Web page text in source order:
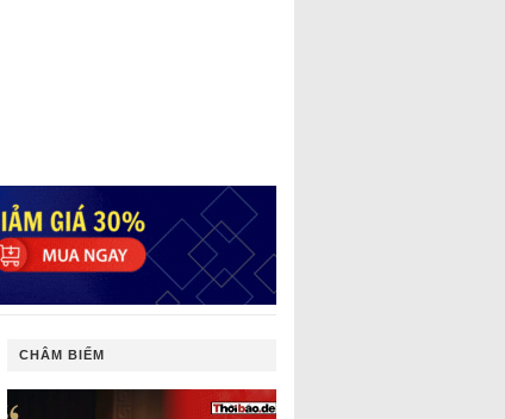
CHÂM BIẾM